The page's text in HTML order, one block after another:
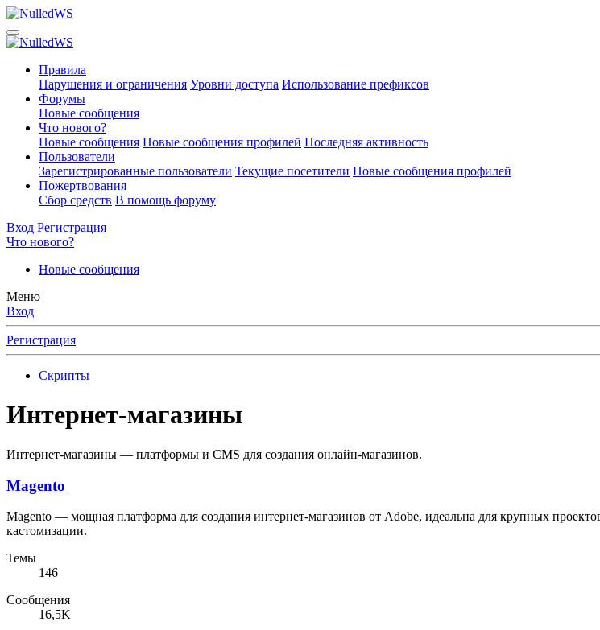
Правила
Нарушения и ограничения Уровни доступа Использование префиксов
Форумы
Новые сообщения
Что нового?
Новые сообщения Новые сообщения профилей Последняя активность
Пользователи
Зарегистрированные пользователи Текущие посетители Новые сообщения профилей
Пожертвования
Сбор средств В помощь форуму
Вход Регистрация
Что нового?
Новые сообщения
Меню
Вход
Регистрация
Скрипты
Интернет-магазины
Интернет-магазины — платформы и CMS для создания онлайн-магазинов.
Magento
Magento — мощная платформа для создания интернет-магазинов от Adobe, идеальна для крупных
кастомизации.
Темы
146
Сообщения
16,5K